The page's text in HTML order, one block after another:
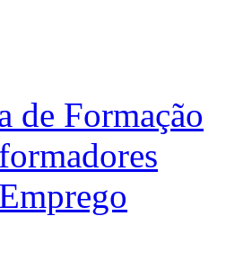
de Formação